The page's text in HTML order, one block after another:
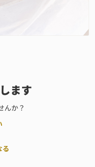
ます
んか？
る